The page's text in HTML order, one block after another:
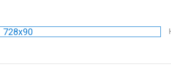
728x90